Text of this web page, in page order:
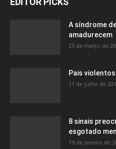
A síndrome
amadurecem
25 de março de
Pais
11 de julho de
8 sinais
esgotado
19 de janeiro de